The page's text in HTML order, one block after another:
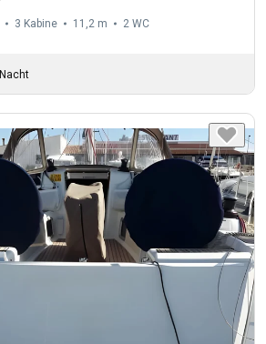
3 Kabine 11,2 m 2 WC
Nacht